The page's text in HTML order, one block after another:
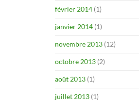
février 2014 (1)
janvier 2014 (1)
novembre 2013 (12)
octobre 2013 (2)
août 2013 (1)
juillet 2013 (1)